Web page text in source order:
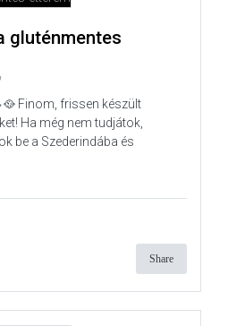
gluténmentes
Finom, frissen készült
Ha még nem tudjátok,
be a Szederindába és
Share